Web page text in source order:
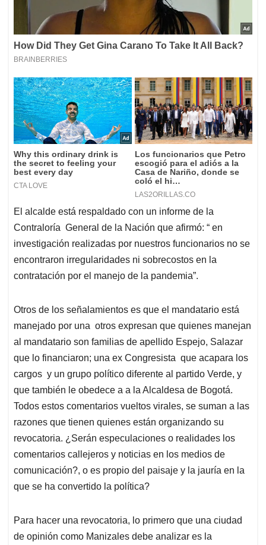
El alcalde está respaldado con un informe de la
Contraloría General de la Nación que afirmó: “ en
investigación realizadas por nuestros funcionarios no se
encontraron irregularidades ni sobrecostos en la
contratación por el manejo de la pandemia”.
Otros de los señalamientos es que el mandatario está
manejado por una otros expresan que quienes manejan
al mandatario son familias de apellido Espejo, Salazar
que lo financiaron; una ex Congresista que acapara los
cargos y un grupo político diferente al partido Verde, y
que también le obedece a a la Alcaldesa de Bogotá.
Todos estos comentarios vueltos virales, se suman a las
razones que tienen quienes están organizando su
revocatoria. ¿Serán especulaciones o realidades los
comentarios callejeros y noticias en los medios de
comunicación?, o es propio del paisaje y la jauría en la
que se ha convertido la política?
Para hacer una revocatoria, lo primero que una ciudad
de opinión como Manizales debe analizar es la